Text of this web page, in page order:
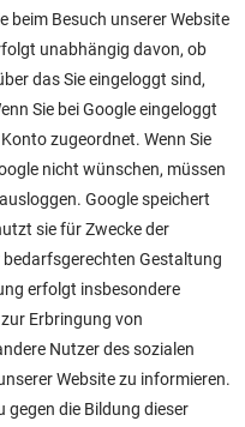
beim Besuch unserer Website
unabhängig davon, ob
das Sie eingeloggt sind,
Sie bei Google eingeloggt
zugeordnet. Wenn Sie
nicht wünschen, müssen
Google speichert
sie für Zwecke der
Gestaltung
erfolgt insbesondere
Erbringung von
Nutzer des sozialen
Website zu informieren.
gegen die Bildung dieser